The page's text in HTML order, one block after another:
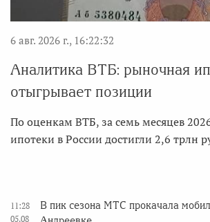
6 авг. 2026 г., 16:22:32
Аналитика ВТБ: рыночная
отыгрывает позиции
По оценкам ВТБ, за семь месяцев
ипотеки в России достигли 2,6 трлн
11:28
05.08
В пик сезона МТС прокачала